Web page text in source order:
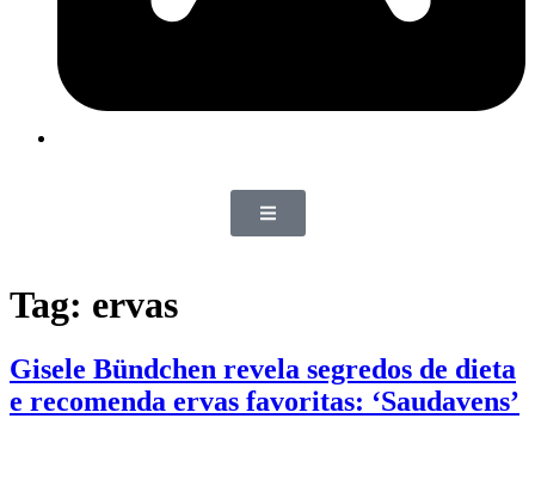
Tag: ervas
Gisele Bündchen revela segredos de dieta
e recomenda ervas favoritas: ‘Saudavens’